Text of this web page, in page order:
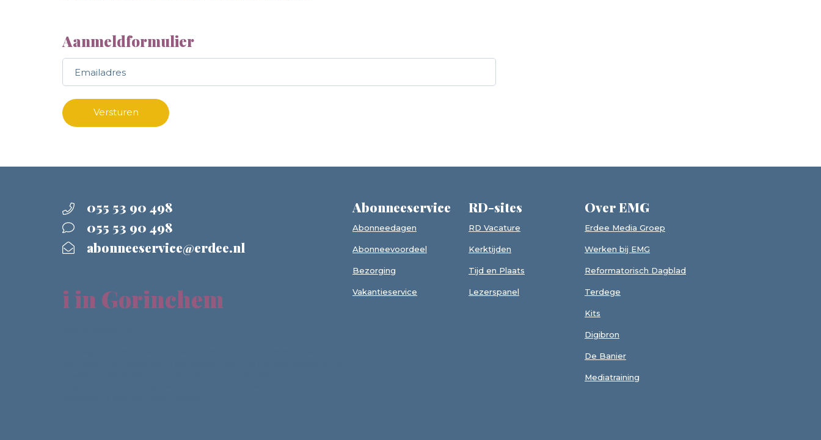
Aanmeldformulier
Versturen
055 53 90 498
055 53 90 498
abonneeservice@erdee.nl
i in Gorinchem
Abonneeservice
Abonneedagen
Abonneevoordeel
Bezorging
Vakantieservice
RD-sites
RD Vacature
Kerktijden
Tijd en Plaats
Lezerspanel
Over EMG
Erdee Media Groep
Werken bij EMG
Reformatorisch Dagblad
Terdege
Kits
Digibron
De Banier
Mediatraining